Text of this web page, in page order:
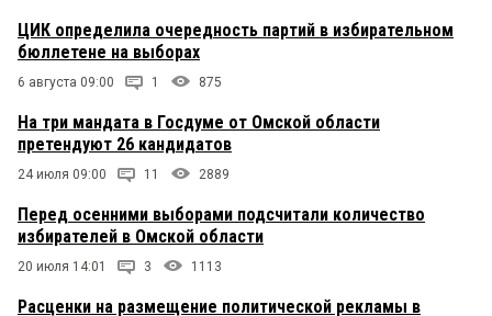
ЦИК определила очередность партий в избирательном
бюллетене на выборах
6 августа 09:00 1 875
На три мандата в Госдуме от Омской области
претендуют 26 кандидатов
24 июля 09:00 11 2889
Перед осенними выборами подсчитали количество
избирателей в Омской области
20 июля 14:01 3 1113
Расценки на размещение политической рекламы в